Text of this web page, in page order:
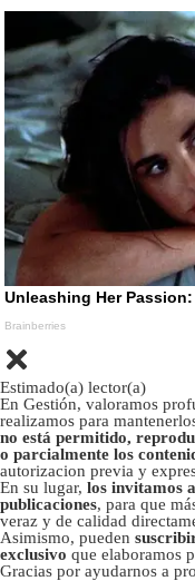
Estimado(a) lector(a)
En Gestión, valoramos
realizamos para
no está permitido,
o parcialmente los
autorizacion previa y
En su lugar, los invitamos
publicaciones, para que
veraz y de calidad
Asimismo, pueden
exclusivo que elaboramos
Gracias por ayudarnos a